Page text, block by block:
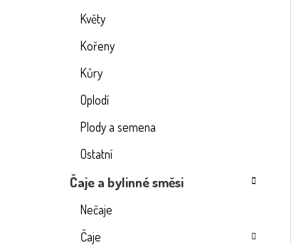
Květy
Kořeny
Kůry
Oplodí
Plody a semena
Ostatní
Čaje a bylinné směsi
Nečaje
Čaje